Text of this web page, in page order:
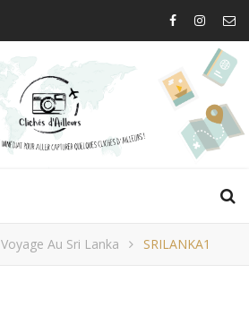
Au Sri Lanka SRILANKA1